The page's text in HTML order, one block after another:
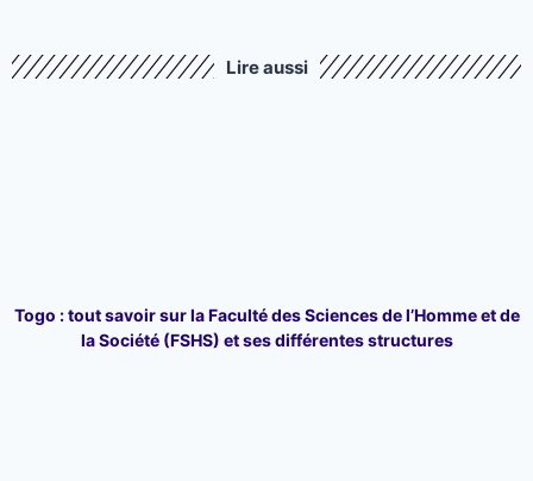
Lire aussi
Togo : tout savoir sur la Faculté des Sciences de l’Homme et de
la Société (FSHS) et ses différentes structures